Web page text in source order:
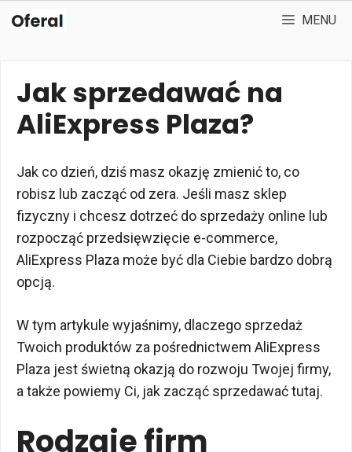
Przejdź
do
MENU
Jak sprzedawać na
AliExpress Plaza?
Jak co dzień, dziś masz okazję zmienić to, co
robisz lub zacząć od zera. Jeśli masz sklep
fizyczny i chcesz dotrzeć do sprzedaży online lub
rozpocząć przedsięwzięcie e-commerce,
AliExpress Plaza może być dla Ciebie bardzo dobrą
opcją.
W tym artykule wyjaśnimy, dlaczego sprzedaż
Twoich produktów za pośrednictwem AliExpress
Plaza jest świetną okazją do rozwoju Twojej firmy,
a także powiemy Ci, jak zacząć sprzedawać tutaj.
Rodzaje firm